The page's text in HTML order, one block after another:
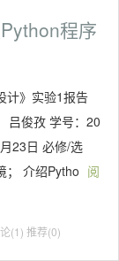
程序
计》实验1报告
吕俊孜 学号：20
23日 必修/选
； 介绍Pytho 阅
(1) 推荐(0)